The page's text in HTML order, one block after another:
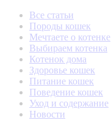
Все статьи
Породы кошек
Мечтаете о котенке
Выбираем котенка
Котенок дома
Здоровье кошек
Питание кошек
Поведение кошек
Уход и содержание
Новости